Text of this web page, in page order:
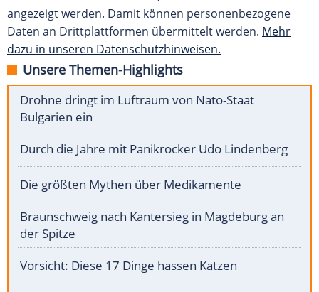
angezeigt werden. Damit können personenbezogene
Daten an Drittplattformen übermittelt werden. Mehr
dazu in unseren Datenschutzhinweisen.
Unsere Themen-Highlights
Drohne dringt im Luftraum von Nato-Staat
Bulgarien ein
Durch die Jahre mit Panikrocker Udo Lindenberg
Die größten Mythen über Medikamente
Braunschweig nach Kantersieg in Magdeburg an
der Spitze
Vorsicht: Diese 17 Dinge hassen Katzen